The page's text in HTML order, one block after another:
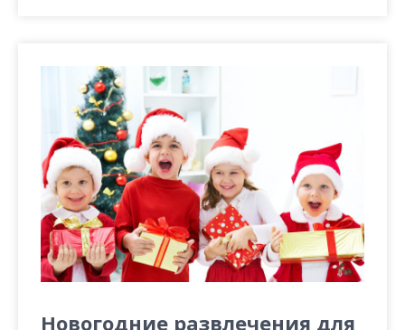
Новогодние развлечения для